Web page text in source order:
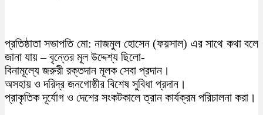
প্রতিষ্ঠাতা সভাপতি মো: নাজমুল হোসেন (ফয়সাল) এর সাথে কথা বলে
জানা যায় – বৃন্তের মূল উদ্দেশ্য ছিলো-
বিনামূল্যে জরুরী রক্তদান মূলক সেবা প্রদান।
অসহায় ও দরিদ্র জনগোষ্ঠীর বিশেষ সুবিধা প্রদান।
প্রাকৃতিক দূর্যোগ ও দেশের সংকটকালে ত্রান কার্যক্রম পরিচালনা করা।